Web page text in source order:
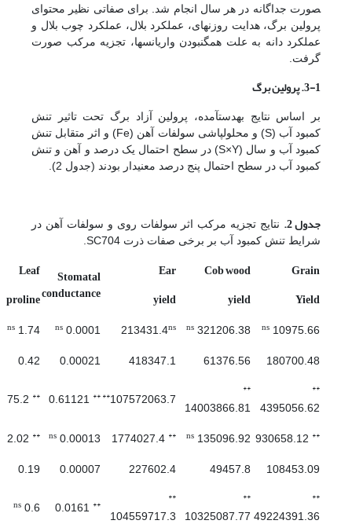
صورت جداگانه در هر سال انجام شد. برای صفاتی نظیر محتوای
پرولین برگ، هدایت روزنه­ای، عملکرد بلال، عملکرد چوب بلال و
عملکرد دانه به علت همگن­بودن واریانس­ها، تجزیه مرکب صورت
گرفت.
3-1. پرولین برگ
بر اساس نتایج به­دست­آمده، پرولین آزاد برگ تحت تاثیر تنش
کمبود آب (S) و محلول­پاشی سولفات آهن (Fe) و اثر متقابل تنش
کمبود آب و سال (S×Y) در سطح احتمال یک درصد و آهن و تنش
کمبود آب در سطح احتمال پنج درصد معنی­دار بودند (جدول 2).
جدول 2 . نتایج تجزیه مرکب اثر سولفات روی و سولفات آهن در
شرایط تنش کمبود آب بر برخی صفات ذرت SC704.
Grain
Yield
Cob wood
yield
Ear
yield
Stomatal
conductance
Leaf
proline
ns 10975.66
ns 321206.38
213431.4ns
ns 0.0001
ns 1.74
180700.48
61376.56
418347.1
0.00021
0.42
**
4395056.62
**
14003866.81
107572063.7
**
**
**
**
ns 135096.92
**
ns 0.00013
**
108453.09
49457.8
227602.4
0.00007
0.19
**
49224391.36
**
10325087.77
**
104559717.3
**
ns 0.6